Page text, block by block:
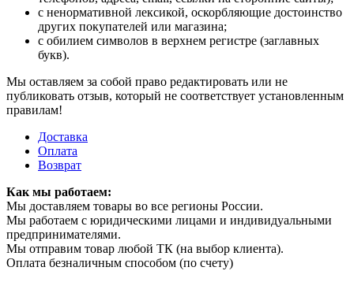
с ненормативной лексикой, оскорбляющие достоинство
других покупателей или магазина;
с обилием символов в верхнем регистре (заглавных
букв).
Мы оставляем за собой право редактировать или не
публиковать отзыв, который не соответствует установленным
правилам!
Доставка
Оплата
Возврат
Как мы работаем:
Мы доставляем товары во все регионы России.
Мы работаем с юридическими лицами и индивидуальными
предпринимателями.
Мы отправим товар любой ТК (на выбор клиента).
Оплата безналичным способом (по счету)